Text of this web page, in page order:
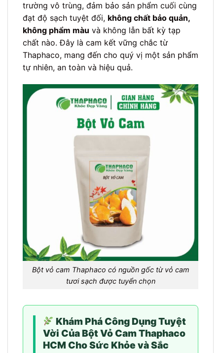
trường vô trùng, đảm bảo sản phẩm cuối cùng
đạt độ sạch tuyệt đối, không chất bảo quản,
không phẩm màu và không lẫn bất kỳ tạp
chất nào. Đây là cam kết vững chắc từ
Thaphaco, mang đến cho quý vị một sản phẩm
tự nhiên, an toàn và hiệu quả.
Bột vỏ cam Thaphaco có nguồn gốc từ vỏ cam
tươi sạch được tuyển chọn
Khám Phá Công Dụng Tuyệt
Vời Của Bột Vỏ Cam Thaphaco
HCM Cho Sức Khỏe và Sắc